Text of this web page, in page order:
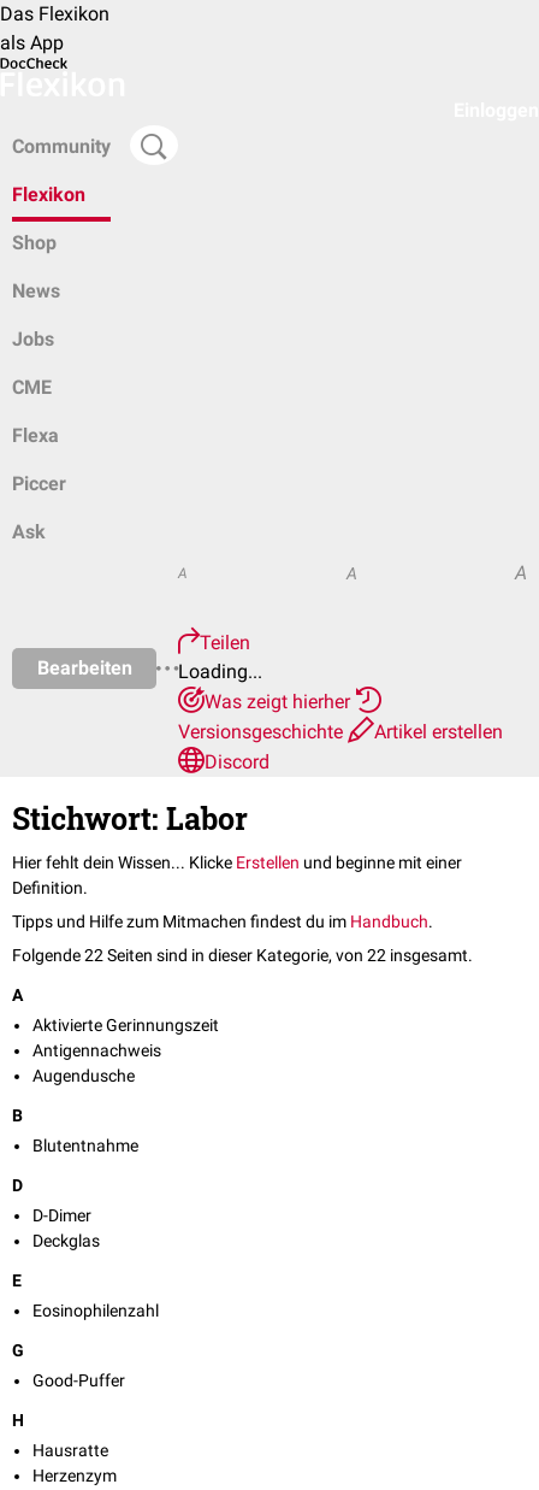
Das Flexikon
als App
Community
Flexikon
Shop
News
Jobs
CME
Flexa
Piccer
Ask
Bearbeiten
A A A
Teilen
Loading...
Was zeigt hierher
Versionsgeschichte
Artikel erstellen
Discord
Stichwort: Labor
Hier fehlt dein Wissen... Klicke Erstellen und beginne mit einer
Definition.
Tipps und Hilfe zum Mitmachen findest du im Handbuch.
Folgende 22 Seiten sind in dieser Kategorie, von 22 insgesamt.
A
Aktivierte Gerinnungszeit
Antigennachweis
Augendusche
B
Blutentnahme
D
D-Dimer
Deckglas
E
Eosinophilenzahl
G
Good-Puffer
H
Hausratte
Herzenzym